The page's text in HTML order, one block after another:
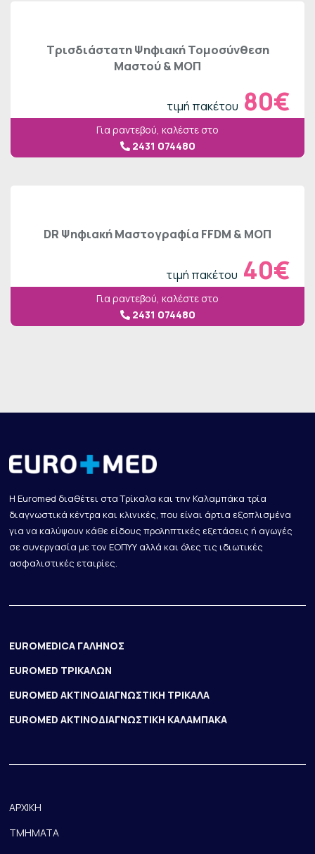
Τρισδιάστατη Ψηφιακή Τομοσύνθεση
Μαστού & ΜΟΠ
τιμή πακέτου 80€
Για ραντεβού, καλέστε στο
2431 074480
DR Ψηφιακή Μαστογραφία FFDM & ΜΟΠ
τιμή πακέτου 40€
Για ραντεβού, καλέστε στο
2431 074480
Η Euromed διαθέτει στα Τρίκαλα και την Καλαμπάκα τρία
διαγνωστικά κέντρα και κλινικές, που είναι άρτια εξοπλισμένα
για να καλύψουν κάθε είδους προληπτικές εξετάσεις ή αγωγές
σε συνεργασία με τον ΕΟΠΥΥ αλλά και όλες τις ιδιωτικές
ασφαλιστικές εταιρίες.
EUROMEDICA ΓΑΛΗΝΟΣ
EUROMED ΤΡΙΚΑΛΩΝ
EUROMED ΑΚΤΙΝΟΔΙΑΓΝΩΣΤΙΚΗ ΤΡΙΚΑΛΑ
EUROMED ΑΚΤΙΝΟΔΙΑΓΝΩΣΤΙΚΗ ΚΑΛΑΜΠΑΚΑ
ΑΡΧΙΚΗ
ΤΜΗΜΑΤΑ